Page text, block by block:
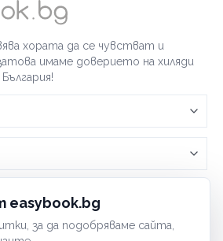
easybook.bg
за да подобряваме сайта,
хората да се чувстват и
имаме доверието на хиляди